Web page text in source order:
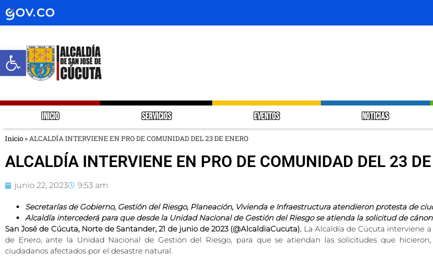
Abrir barra de herramientas
INICIO SERVICIOS EVENTOS NOTICIAS
Inicio » ALCALDÍA INTERVIENE EN PRO DE COMUNIDAD DEL 23 DE ENERO
ALCALDÍA INTERVIENE EN PRO DE COMUNIDAD DEL 23
junio 22, 2023 9:53 am
Secretarías de Gobierno, Gestión del Riesgo, Planeación, Vivienda e Infraestructura atendieron protesta de
Alcaldía intercederá para que desde la Unidad Nacional de Gestión del Riesgo se atienda la solicitud de
San José de Cúcuta, Norte de Santander, 21 de junio de 2023 (@AlcaldiaCucuta). La Alcaldía de Cúcuta interviene
de Enero, ante la Unidad Nacional de Gestión del Riesgo, para que se atiendan las solicitudes que
ciudadanos afectados por el desastre natural.